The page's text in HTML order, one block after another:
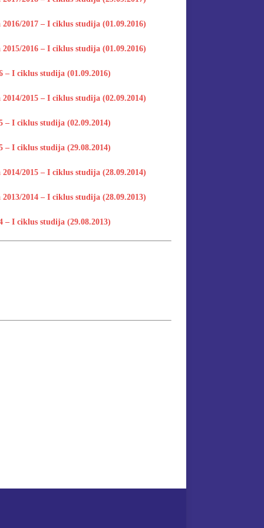
2017 – I ciklus studija (01.09.2016)
2016 – I ciklus studija (01.09.2016)
I ciklus studija (01.09.2016)
2015 – I ciklus studija (02.09.2014)
I ciklus studija (02.09.2014)
I ciklus studija (29.08.2014)
2015 – I ciklus studija (28.09.2014)
2014 – I ciklus studija (28.09.2013)
I ciklus studija (29.08.2013)